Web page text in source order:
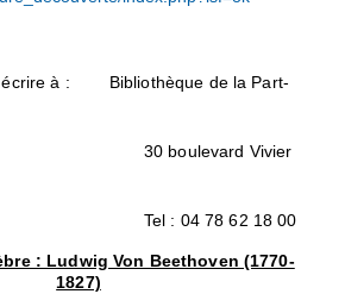
écrire à : Bibliothèque de la Part-
Vivier
78 62 18 00
: Ludwig Von Beethoven (1770-
1827)